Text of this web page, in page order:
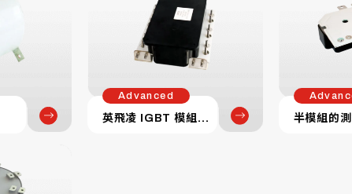
Advanced
英飛凌 IGBT 模組測試套件 半模組的